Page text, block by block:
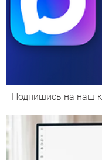
Подпишись на наш